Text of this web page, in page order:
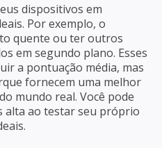
dispositivos em
Por exemplo, o
quente ou ter outros
em segundo plano. Esses
a pontuação média, mas
fornecem uma melhor
mundo real. Você pode
alta ao testar seu próprio